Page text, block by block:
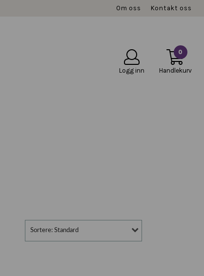
Om oss Kontakt oss
Logg inn
0
Handlekurv
Sortere: Standard